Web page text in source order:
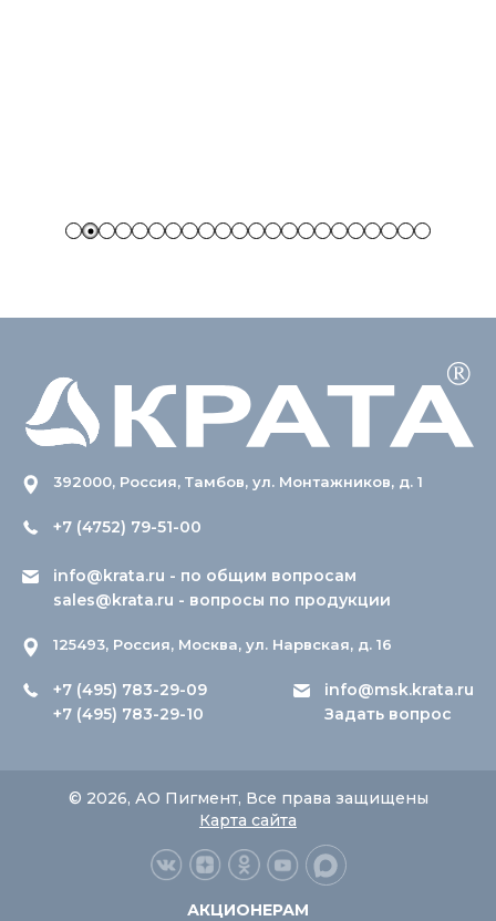
392000, Россия, Тамбов, ул. Монтажников, д. 1
+7 (4752) 79-51-00
info@krata.ru - по общим вопросам
sales@krata.ru - вопросы по продукции
125493, Россия, Москва, ул. Нарвская, д. 16
+7 (495) 783-29-09
+7 (495) 783-29-10
info@msk.krata.ru
Задать вопрос
© 2026, АО Пигмент, Все права защищены
Карта сайта
АКЦИОНЕРАМ